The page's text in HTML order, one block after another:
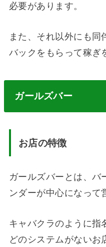
必要があります。
また、それ以外にも同
バックをもらって稼ぎ
ガールズバー
お店の特徴
ガールズバーとは、バ
ンダーが中心になって
キャバクラのように指
どのシステムがないお